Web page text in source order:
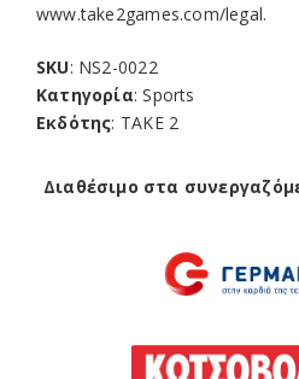
www.take2games.com/legal.
SKU: NS2-0022
Κατηγορία: Sports
Εκδότης: TAKE 2
Διαθέσιμο στα